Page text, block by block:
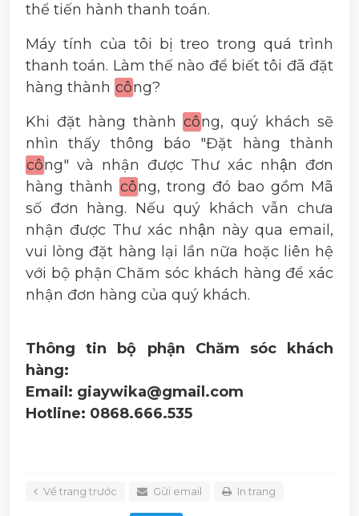
thể tiến hành thanh toán.
Máy tính của tôi bị treo trong quá trình
thanh toán. Làm thế nào để biết tôi đã đặt
hàng thành công?
Khi đặt hàng thành công, quý khách sẽ
nhìn thấy thông báo "Đặt hàng thành
công" và nhận được Thư xác nhận đơn
hàng thành công, trong đó bao gồm Mã
số đơn hàng. Nếu quý khách vẫn chưa
nhận được Thư xác nhận này qua email,
vui lòng đặt hàng lại lần nữa hoặc liên hệ
với bộ phận Chăm sóc khách hàng để xác
nhận đơn hàng của quý khách.
Thông tin bộ phận Chăm sóc khách
hàng:
Email: giaywika@gmail.com
Hotline: 0868.666.535
Về trang trước Gửi email In trang